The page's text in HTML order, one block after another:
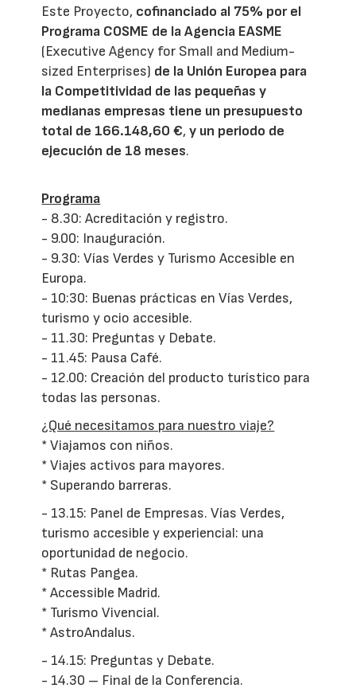
Este Proyecto, cofinanciado al 75% por el
Programa COSME de la Agencia EASME
(Executive Agency for Small and Medium-
sized Enterprises) de la Unión Europea para
la Competitividad de las pequeñas y
medianas empresas tiene un presupuesto
total de 166.148,60 €, y un periodo de
ejecución de 18 meses.
Programa
- 8.30: Acreditación y registro.
- 9.00: Inauguración.
- 9.30: Vías Verdes y Turismo Accesible en
Europa.
- 10:30: Buenas prácticas en Vías Verdes,
turismo y ocio accesible.
- 11.30: Preguntas y Debate.
- 11.45: Pausa Café.
- 12.00: Creación del producto turístico para
todas las personas.
¿Qué necesitamos para nuestro viaje?
* Viajamos con niños.
* Viajes activos para mayores.
* Superando barreras.
- 13.15: Panel de Empresas. Vías Verdes,
turismo accesible y experiencial: una
oportunidad de negocio.
* Rutas Pangea.
* Accessible Madrid.
* Turismo Vivencial.
* AstroAndalus.
- 14.15: Preguntas y Debate.
- 14.30 – Final de la Conferencia.